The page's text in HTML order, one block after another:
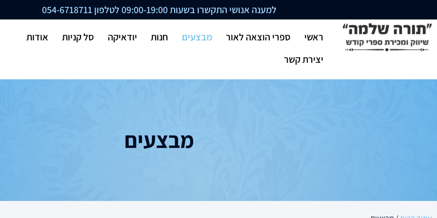
למענה אנושי התקשרו בשעות 09:00-19:00 לטלפון 054-6718711
ראשי ספרי הוצאה לאור מבצעים חנות יודאיקה סל קניות
אודות
יצירת קשר
מבצעים